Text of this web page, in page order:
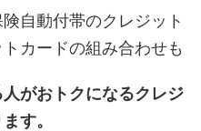
自動付帯のクレジット
カードの組み合わせも
がおトクになるクレジ
す。